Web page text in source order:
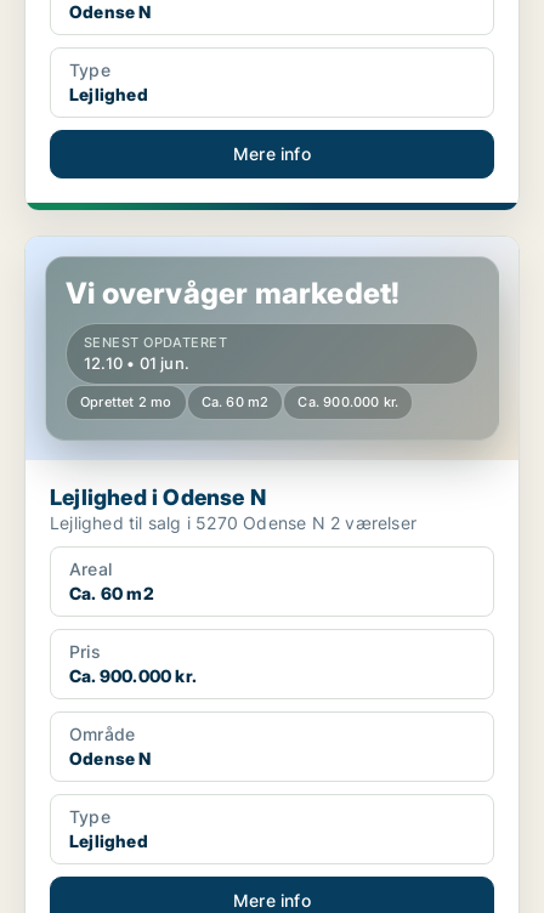
Odense N
Type
Lejlighed
Mere info
Lejlighed i Odense N
Vi overvåger markedet!
SENEST OPDATERET
12.10 • 01 jun.
Oprettet 2 mo Ca. 60 m2 Ca. 900.000 kr.
Lejlighed i Odense N
Lejlighed til salg i 5270 Odense N 2 værelser
Areal
Ca. 60 m2
Pris
Ca. 900.000 kr.
Område
Odense N
Type
Lejlighed
Mere info